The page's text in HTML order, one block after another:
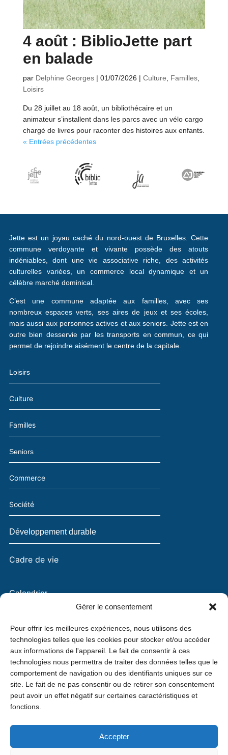
Gérer le consentement
Pour offrir les meilleures expériences, nous utilisons des
technologies telles que les cookies pour stocker et/ou accéder
aux informations de l'appareil. Le fait de consentir à ces
technologies nous permettra de traiter des données telles que le
comportement de navigation ou des identifiants uniques sur ce
site. Le fait de ne pas consentir ou de retirer son consentement
peut avoir un effet négatif sur certaines caractéristiques et
fonctions.
Accepter
4 août : BiblioJette part
en balade
par Delphine Georges| 01/07/2026 | Culture, Familles,
Loisirs
Du 28 juillet au 18 août, un bibliothécaire et un
animateur s’installent dans les parcs avec un vélo cargo
chargé de livres pour raconter des histoires aux enfants.
« Entrées précédentes
Jette est un joyau caché du nord-ouest de Bruxelles. Cette
commune verdoyante et vivante possède des atouts
indéniables, dont une vie associative riche, des activités
culturelles variées, un commerce local dynamique et un
célèbre marché dominical.
C’est une commune adaptée aux familles, avec ses
nombreux espaces verts, ses aires de jeux et ses écoles,
mais aussi aux personnes actives et aux seniors. Jette est en
outre bien desservie par les transports en commun, ce qui
permet de rejoindre aisément le centre de la capitale.
Loisirs
Culture
Familles
Seniors
Commerce
Société
Développement durable
Cadre de vie
Calendrier
L’âme de Jette
Vie commerciale
Commune de Jette :
Site administratif :